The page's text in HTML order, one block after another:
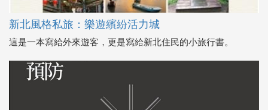
新北風格私旅：樂遊繽紛活力城
這是一本寫給外來遊客，更是寫給新北住民的小旅行書。